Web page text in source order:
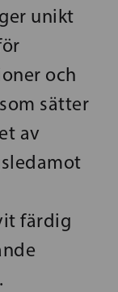
unikt
och
sätter
av
färdig